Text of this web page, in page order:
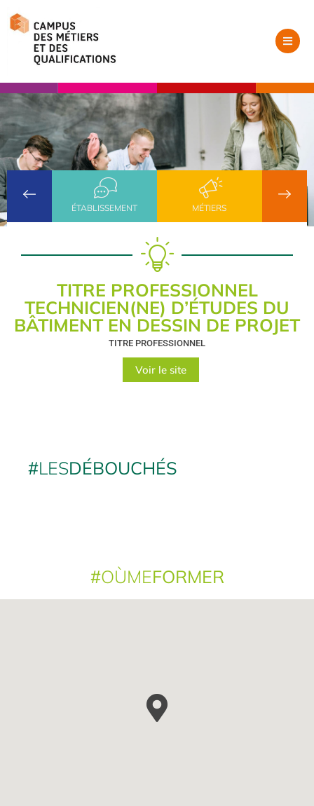
ÉTABLISSEMENT MÉTIERS
TITRE PROFESSIONNEL
TECHNICIEN(NE) D’ÉTUDES DU
BÂTIMENT EN DESSIN DE PROJET
TITRE PROFESSIONNEL
Voir le site
#LESDÉBOUCHÉS
#OÙMEFORMER